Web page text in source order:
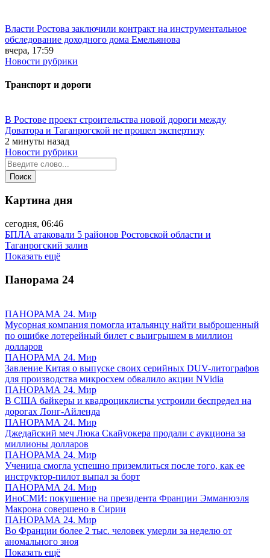
Власти Ростова заключили контракт на инструментальное
обследование доходного дома Емельянова
вчера, 17:59
Новости рубрики
Транспорт и дороги
В Ростове проект строительства новой дороги между
Доватора и Таганрогской не прошел экспертизу
2 минуты назад
Новости рубрики
Картина дня
сегодня, 06:46
БПЛА атаковали 5 районов Ростовской области и
Таганрогский залив
Показать ещё
Панорама 24
ПАНОРАМА 24. Мир
Мусорная компания помогла итальянцу найти выброшенный
по ошибке лотерейный билет с выигрышем в миллион
долларов
ПАНОРАМА 24. Мир
Завление Китая о выпуске своих серийных DUV-литографов
для производства микросхем обвалило акции NVidia
ПАНОРАМА 24. Мир
В США байкеры и квадроциклисты устроили беспредел на
дорогах Лонг-Айленда
ПАНОРАМА 24. Мир
Джедайский меч Люка Скайуокера продали с аукциона за
миллионы долларов
ПАНОРАМА 24. Мир
Ученица смогла успешно приземлиться после того, как ее
инструктор-пилот выпал за борт
ПАНОРАМА 24. Мир
ИноСМИ: покушение на президента Франции Эмманюэля
Макрона совершено в Сирии
ПАНОРАМА 24. Мир
Во Франции более 2 тыс. человек умерли за неделю от
аномального зноя
Показать ещё